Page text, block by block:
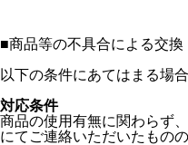
■商品等の不具合による交換
以下の条件にあてはまる場
対応条件
商品の使用有無に関わらず
にてご連絡いただいたもの